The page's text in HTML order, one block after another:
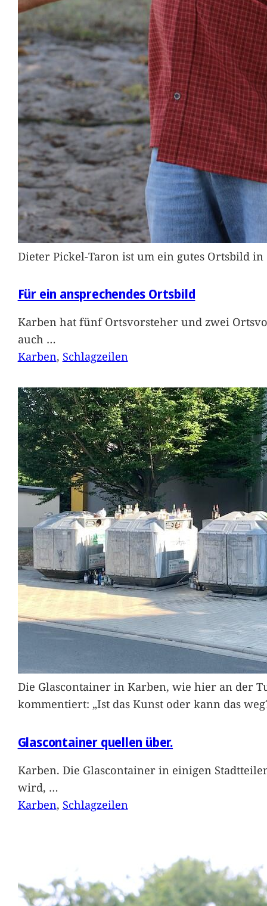
Dieter Pickel-Taron ist um ein gutes Ortsbild
Für ein ansprechendes Ortsbild
Karben hat fünf Ortsvorsteher und zwei
auch …
Karben, Schlagzeilen
Die Glascontainer in Karben, wie hier an der
kommentiert: „Ist das Kunst oder kann das
Glascontainer quellen über.
Karben. Die Glascontainer in einigen
wird, …
Karben, Schlagzeilen